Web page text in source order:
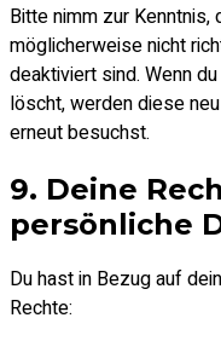
Bitte nimm zur
möglicherweise nicht
deaktiviert sind. Wenn
löscht, werden diese
erneut besuchst.
9. Deine
persönliche
Du hast in Bezug auf
Rechte: